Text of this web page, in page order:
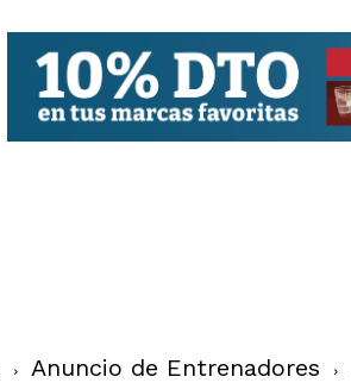
Anuncio de Entrenadores